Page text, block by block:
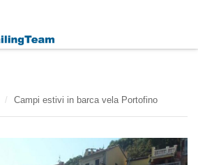
/ Campi estivi in barca vela Portofino